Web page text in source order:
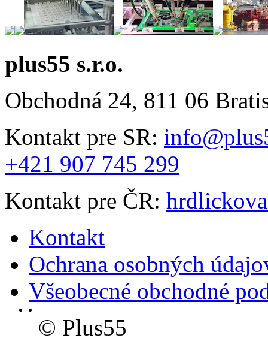
plus55 s.r.o.
Obchodná 24, 811 06
Kontakt pre SR:
+421 907 745 299
Kontakt pre ČR:
Kontakt
Ochrana osobných
Všeobecné obchodné
© Plus55